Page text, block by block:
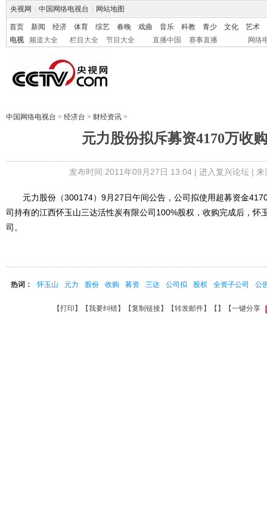
央视网 中国网络电视台 网站地图
首页 新闻 经济 体育 综艺 春晚 戏曲 音乐 科教 青少 文化
艺术
电视
频道大全 栏目大全 节目大全 直播中国 赛事直播 网络
中国网络电视台 > 经济台 > 财经资讯 >
元力股份拟斥募资4170万收
发布时间:2011年09月27日 13:04 | 进入复兴论坛| 来
元力股份（300174）9月27日午间公告，公司拟使用超募资金
司持有的江西怀玉山三达活性炭有限公司100%股权，收购完成后，怀
司。
热词： 怀玉山 元力 股份 收购 募资 三达 公司拟 股权 全资子公司 公
【打印 】【我要纠错】【复制链接】【转发邮件】【 】 【一键分享